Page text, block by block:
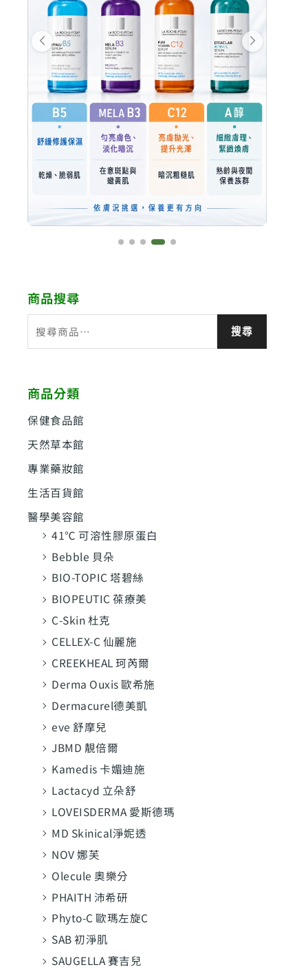
商品搜尋
尋
字
:
搜尋
商品分類
保健食品館
天然草本館
專業藥妝館
生活百貨館
醫學美容館
41℃ 可溶性膠原蛋白
Bebble 貝朵
BIO-TOPIC 塔碧絲
BIOPEUTIC 葆療美
C-Skin 杜克
CELLEX-C 仙麗施
CREEKHEAL 珂芮爾
Derma Ouxis 歐希施
Dermacurel德美凱
eve 舒摩兒
JBMD 靚倍爾
Kamedis 卡媚迪施
Lactacyd 立朵舒
LOVEISDERMA 愛斯德瑪
MD Skinical淨妮透
NOV 娜芙
Olecule 奧樂分
PHAITH 沛希研
Phyto-C 歐瑪左旋C
SAB 初淨肌
SAUGELLA 賽吉兒